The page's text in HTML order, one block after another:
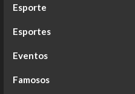
Esporte
Esportes
Eventos
Famosos